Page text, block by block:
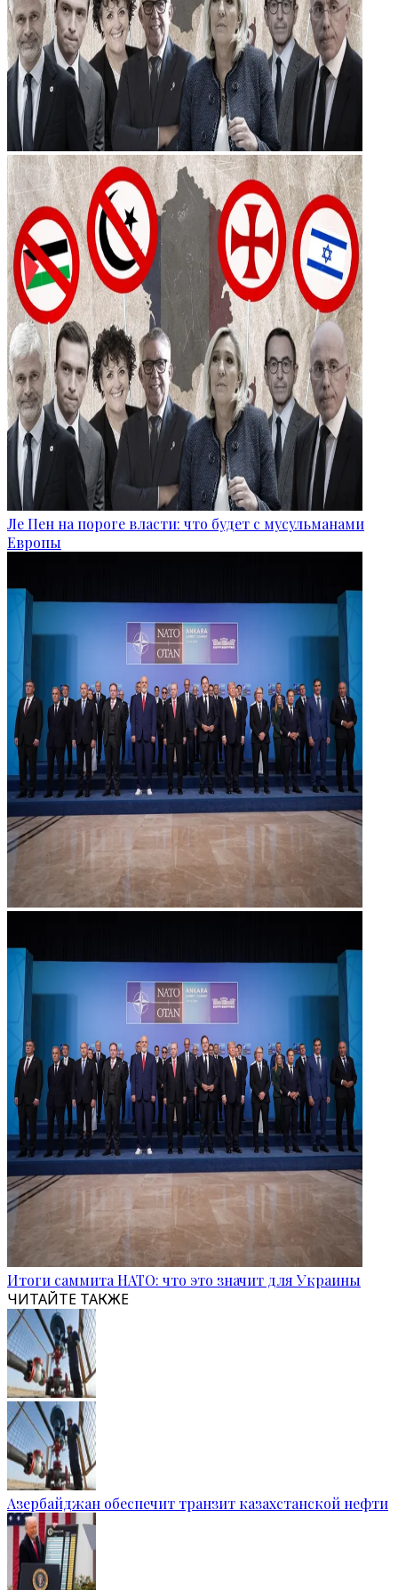
Ле Пен на пороге власти: что будет с мусульманами
Европы
Итоги саммита НАТО: что это значит для Украины
ЧИТАЙТЕ ТАКЖЕ
Азербайджан обеспечит транзит казахстанской нефти